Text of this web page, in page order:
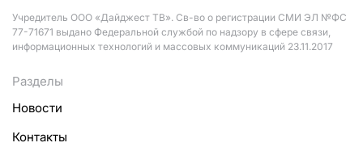
Учредитель ООО «Дайджест ТВ». Св-во о регистрации СМИ ЭЛ №ФС
77-71671 выдано Федеральной службой по надзору в сфере связи,
информационных технологий и массовых коммуникаций 23.11.2017
Разделы
Новости
Контакты